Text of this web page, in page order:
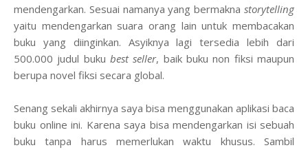
mendengarkan. Sesuai namanya yang bermakna storytelling
yaitu mendengarkan suara orang lain untuk membacakan
buku yang diinginkan. Asyiknya lagi tersedia lebih dari
500.000 judul buku best seller, baik buku non fiksi maupun
berupa novel fiksi secara global.
Senang sekali akhirnya saya bisa menggunakan aplikasi baca
buku online ini. Karena saya bisa mendengarkan isi sebuah
buku tanpa harus memerlukan waktu khusus. Sambil